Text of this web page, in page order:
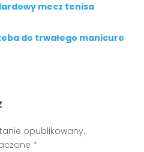
mecz tenisa
do trwałego manicure
opublikowany.
*